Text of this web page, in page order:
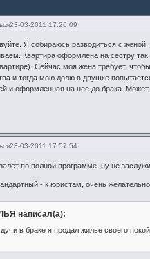
23-03-2011 17:26:09
Я собираюсь разводиться с
Квартира оформлена на сестру
Сейчас моя жена требует,
и тогда мою долю в двушке
и оформленная на нее до брака.
23-03-2011 17:57:54
по полной программе. ну не
- к юристам, очень
написал(а):
в браке я продал жилье своего